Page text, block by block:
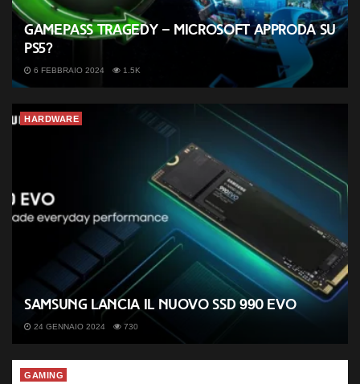
GamePass tragedy – Microsoft approda su
PS5?
6 FEBBRAIO 2024 1.5K
HARDWARE
Samsung lancia il nuovo SSD 990 EVO
24 GENNAIO 2024 730
GAMING